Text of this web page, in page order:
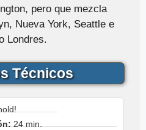
pero que mezcla
Nueva York, Seattle e
Londres.
Técnicos
24 min.